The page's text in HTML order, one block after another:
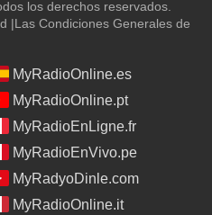
los derechos reservados.
|Las Condiciones Generales de
MyRadioOnline.es
MyRadioOnline.pt
MyRadioEnLigne.fr
MyRadioEnVivo.pe
MyRadyoDinle.com
MyRadioOnline.it